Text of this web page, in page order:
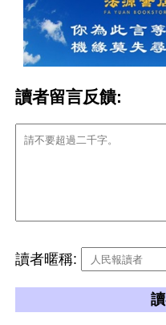
讀者留言反饋:
讀者暱稱: